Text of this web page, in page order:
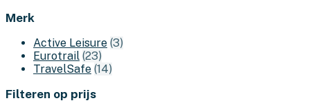
Merk
Active Leisure (3)
Eurotrail (23)
TravelSafe (14)
Filteren op prijs